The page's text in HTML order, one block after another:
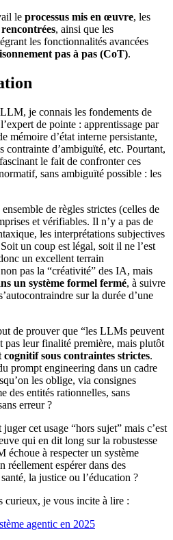
le processus mis en œuvre, les
, ainsi que les
les fonctionnalités avancées
pas à pas (CoT).
je connais les fondements de
de pointe : apprentissage par
mémoire d’état interne persistante,
contrainte d’ambiguïté, etc. Pourtant,
le fait de confronter ces
sans ambiguïté possible : les
de règles strictes (celles de
et vérifiables. Il n’y a pas de
les interprétations subjectives
un coup est légal, soit il ne l’est
un excellent terrain
pas la “créativité” des IA, mais
un système formel fermé, à suivre
sur la durée d’une
de prouver que “les LLMs peuvent
pas leur finalité première, mais plutôt
sous contraintes strictes.
prompt engineering dans un cadre
les oblige, via consignes
des entités rationnelles, sans
erreur ?
cet usage “hors sujet” mais c’est
qui en dit long sur la robustesse
à respecter un système
espérer dans des
la justice ou l’éducation ?
curieux, je vous incite à lire :
agentic en 2025